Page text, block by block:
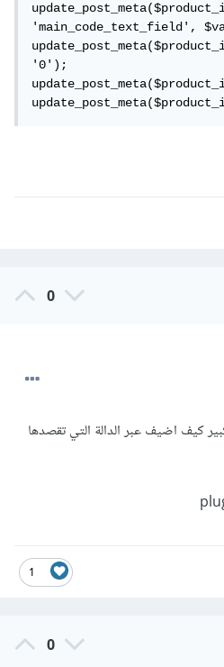
'main_code_text_field',
'0');
0
كيف اضيف عبر الدالة التي تقصدها
1
0